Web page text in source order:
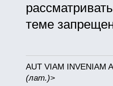
теме
AUT VIAM INVENIAM
(лат.)>